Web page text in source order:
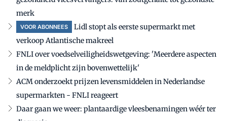
merk
VOOR ABONNEES
Lidl stopt als eerste supermarkt met
verkoop Atlantische makreel
FNLI over voedselveiligheidswetgeving: 'Meerdere aspecten
in de meldplicht zijn bovenwettelijk'
ACM onderzoekt prijzen levensmiddelen in Nederlandse
supermarkten - FNLI reageert
Daar gaan we weer: plantaardige vleesbenamingen wéér ter